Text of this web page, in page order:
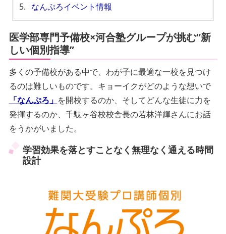
なんぷろイベント情報
医学部専門予備校×河合塾グループが挑む“新
しい個別指導”
多くの予備校がある中で、わが子に最適な一校を見つけ
るのは難しいものです。キョーイクがどのような想いで
「なんぷろ」 を開校するのか、そしてどんな生徒に力を
発揮するのか、千駄ヶ谷校校舎長の若林洋輝さんにお話
をうかがいました。
学習効果を落とすことなく無理なく通える時間
設計